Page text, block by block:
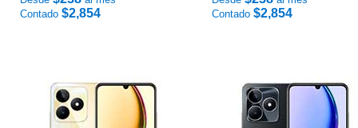
Contado $2,854
Contado $2,854